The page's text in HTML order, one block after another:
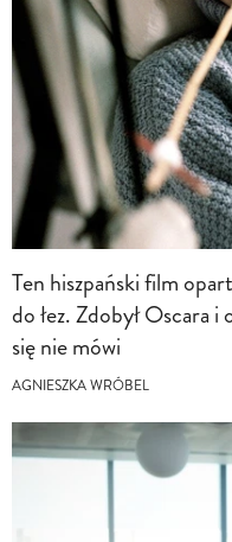
Ten hiszpański film
do łez. Zdobył Oscara
się nie mówi
AGNIESZKA WRÓBEL